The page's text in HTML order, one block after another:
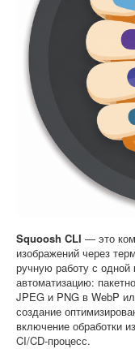
Софт
Squoosh CLI — это
изображений через
ручную работу с одной
автоматизацию:
JPEG и PNG в WebP
создание
включение обработки
CI/CD-процесс.